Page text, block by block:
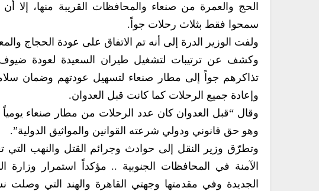
الحج والعمرة من صنعاء والمحافظات القريبة منها،
سمحوا فقط بثلاث رحلات جواً.
ولفت الوزير الدرة إلى أنه تم الاتفاق على عودة الحجاج
وكشف عن ترتيبات لتشغيل طيران السعيدة لعودة
تذاكرهم جواً إلى مطار صنعاء لتسهيل عودتهم وضمان
وإعادة جميع الرحلات كما كانت قبل العدوان.
وهو حق قانوني ودولي شرعته القوانين والمواثيق الدولية”.
وتطرّق وزير النقل إلى حوادث وجرائم القتل والنهب
الآمنة في المحافظات الجنوبية .. مؤكداً استمرار وزارة